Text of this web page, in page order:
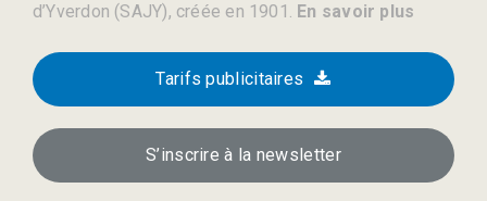
d’Yverdon (SAJY), créée en 1901. En savoir plus
Tarifs publicitaires
S’inscrire à la newsletter